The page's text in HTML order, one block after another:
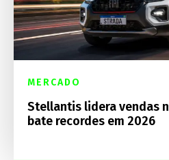
MERCADO
Stellantis lidera vendas
bate recordes em 2026